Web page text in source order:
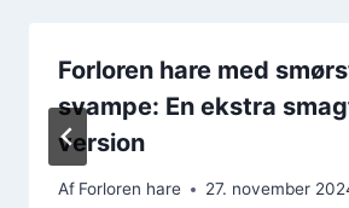
Forloren hare med
svampe: En ekstra
version
Af Forloren hare 27. november